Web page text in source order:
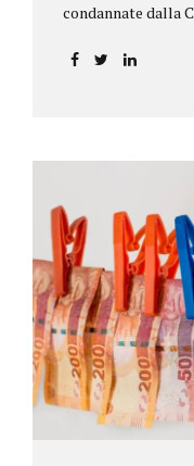
condannate dalla
per oltre
causa di una
precedente alla
che Poste aveva
riportava un